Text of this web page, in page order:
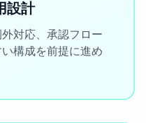
設計
対応、承認フロー
構成を前提に進め